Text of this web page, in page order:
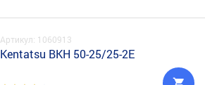
Артикул: 1060913
Kentatsu BKH 50-25/25-2E